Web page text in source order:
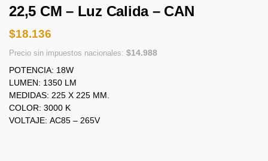
22,5 CM – Luz Calida – CAN
$18.136
Precio sin impuestos nacionales: $14.988
POTENCIA: 18W
LUMEN: 1350 LM
MEDIDAS: 225 X 225 MM.
COLOR: 3000 K
VOLTAJE: AC85 – 265V